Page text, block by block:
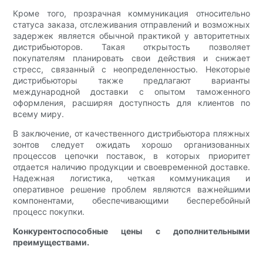
Кроме того, прозрачная коммуникация относительно
статуса заказа, отслеживания отправлений и возможных
задержек является обычной практикой у авторитетных
дистрибьюторов. Такая открытость позволяет
покупателям планировать свои действия и снижает
стресс, связанный с неопределенностью. Некоторые
дистрибьюторы также предлагают варианты
международной доставки с опытом таможенного
оформления, расширяя доступность для клиентов по
всему миру.
В заключение, от качественного дистрибьютора пляжных
зонтов следует ожидать хорошо организованных
процессов цепочки поставок, в которых приоритет
отдается наличию продукции и своевременной доставке.
Надежная логистика, четкая коммуникация и
оперативное решение проблем являются важнейшими
компонентами, обеспечивающими бесперебойный
процесс покупки.
Конкурентоспособные цены с дополнительными
преимуществами.